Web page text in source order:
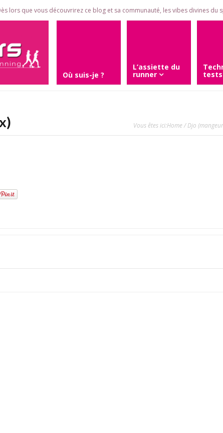
lors que vous découvrirez ce blog et sa communauté, les vibes divines du
Où suis-je ?
L’assiette du
runner tests
Vous êtes ici:Home/ Djo